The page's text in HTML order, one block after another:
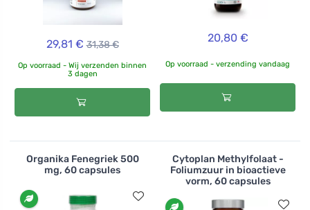
29,81 € 31,38 €
Op voorraad - Wij verzenden binnen
3 dagen
20,80 €
Op voorraad - verzending vandaag
Organika Fenegriek 500
mg, 60 capsules
Cytoplan Methylfolaat -
Foliumzuur in bioactieve
vorm, 60 capsules